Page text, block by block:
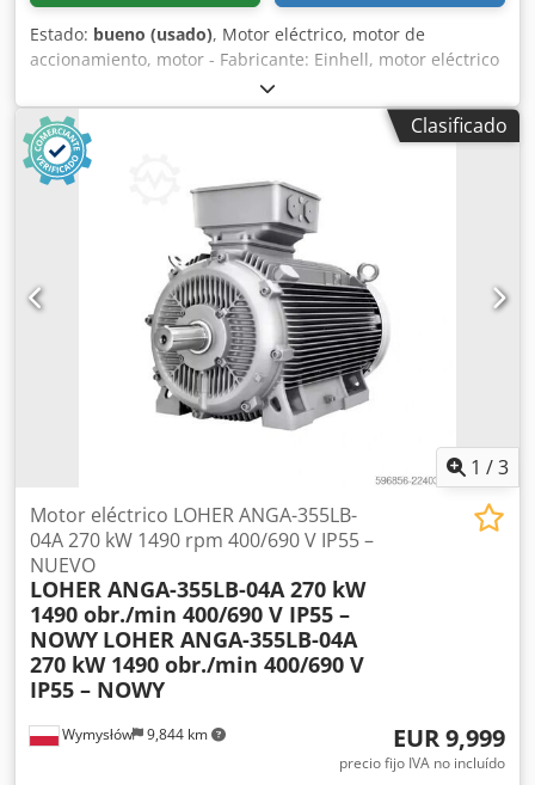
Estado: bueno (usado), Motor eléctrico, motor de
accionamiento, motor - Fabricante: Einhell, motor eléctrico
de taladradora de columna TB 13/5 EK - Potencia: 0,25 kW /
1420 rpm - Eje: Ø 14 x 30 mm - Cantidad: 6 motores
disponibles Dcodpfx Aow S Tg Topvek - Precio: por unidad -
Dimensiones: 185/123/165 mm - Peso: 4,6 kg/unidad.
Clasificado
1 /3
Wymysłów 9,844 km
Motor eléctrico LOHER ANGA-355LB-
04A 270 kW 1490 rpm 400/690 V IP55 –
NUEVO
LOHER ANGA-355LB-04A 270 kW
1490 obr./min 400/690 V IP55 –
NOWY LOHER ANGA-355LB-04A
270 kW 1490 obr./min 400/690 V
IP55 – NOWY
EUR 9,999
precio fijo IVA no incluído